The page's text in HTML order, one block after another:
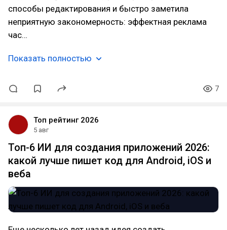
способы редактирования и быстро заметила
неприятную закономерность: эффектная реклама
час…
Показать полностью
7
Топ рейтинг 2026
5 авг
Топ-6 ИИ для создания приложений 2026:
какой лучше пишет код для Android, iOS и
веба